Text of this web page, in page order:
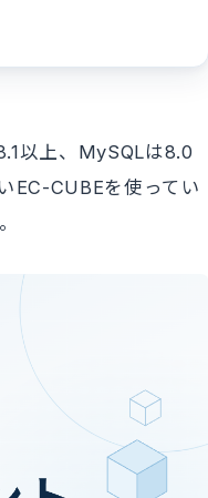
以上、MySQLは8.0
EC-CUBEを使ってい